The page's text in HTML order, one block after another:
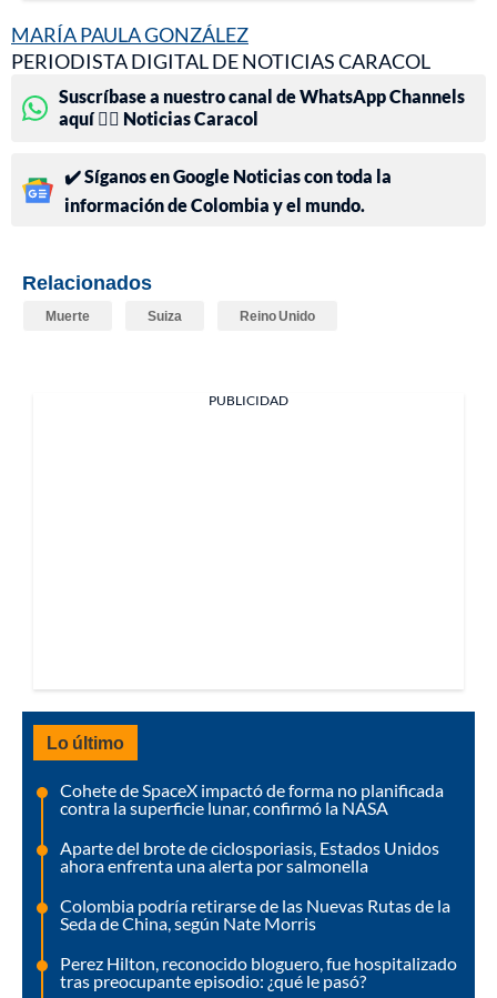
MARÍA PAULA GONZÁLEZ
PERIODISTA DIGITAL DE NOTICIAS CARACOL
Suscríbase a nuestro canal de WhatsApp Channels
aquí 👉🏻 Noticias Caracol
✔️ Síganos en Google Noticias con toda la
información de Colombia y el mundo.
Relacionados
Muerte Suiza Reino Unido
PUBLICIDAD
Lo último
Cohete de SpaceX impactó de forma no planificada
contra la superficie lunar, confirmó la NASA
Aparte del brote de ciclosporiasis, Estados Unidos
ahora enfrenta una alerta por salmonella
Colombia podría retirarse de las Nuevas Rutas de la
Seda de China, según Nate Morris
Perez Hilton, reconocido bloguero, fue hospitalizado
tras preocupante episodio: ¿qué le pasó?